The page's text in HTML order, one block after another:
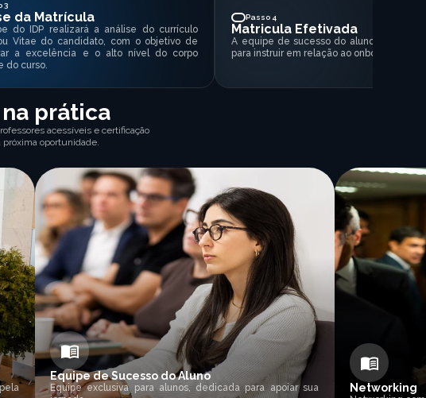
3
da Matrícula
do IDP realizará a análise do currículo
Vitae do candidato, com o objetivo de
a excelência e o alto nível do corpo
do curso.
Passo 4
Matricula Efetivada
A equipe de sucesso do aluno entrará
para instruir em relação ao onboarding da
prática
acessíveis e certificação
oportunidade.
Equipe de Sucesso do Aluno
Equipe exclusiva para alunos, dedicada para apoiar sua
Networking